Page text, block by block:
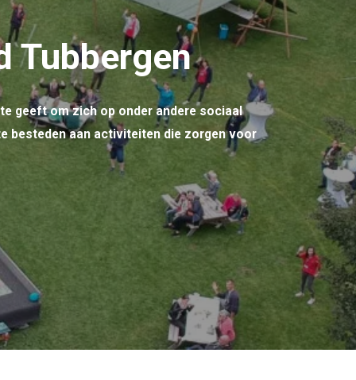
Tubbergen
geeft om zich op onder andere sociaal
besteden aan activiteiten die zorgen voor